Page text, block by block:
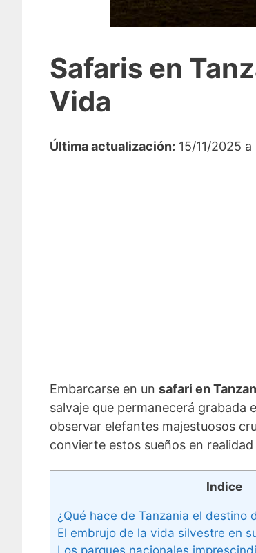
Safaris en
Vida
Última actualización: 15/11/2025 a
Embarcarse en un safari en
salvaje que permanecerá grabada
observar elefantes majestuosos
convierte estos sueños en
Indice
¿Qué hace de Tanzania el destino
El embrujo de la vida silvestre en